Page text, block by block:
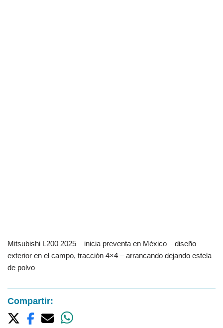
Mitsubishi L200 2025 – inicia preventa en México – diseño
exterior en el campo, tracción 4×4 – arrancando dejando estela
de polvo
Compartir: